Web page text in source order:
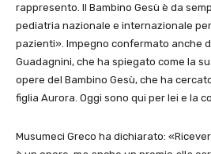
rappresento. Il Bambino Gesù è da
pediatria nazionale e internazionale
pazienti». Impegno confermato anche
Guadagnini, che ha spiegato come la
opere del Bambino Gesù, che ha
figlia Aurora. Oggi sono qui per lei e la
Musumeci Greco ha dichiarato: